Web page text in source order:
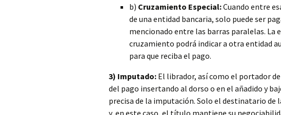
b) Cruzamiento Especial:Cuando entre
de una entidad bancaria, solo puede ser
mencionado entre las barras paralelas. La
cruzamiento podrá indicar a otra entidad
para que reciba el pago.
3) Imputado: El librador, así como el portador
del pago insertando al dorso o en el añadido y
precisa de la imputación. Solo el destinatario de
y, en este caso, el título mantiene su